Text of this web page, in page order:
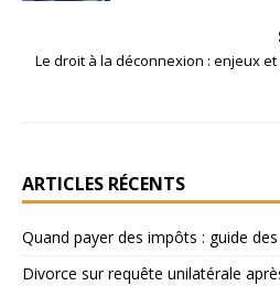
Le droit à la déconnexion : enjeux
ARTICLES RÉCENTS
Quand payer des impôts : guide
Divorce sur requête unilatérale